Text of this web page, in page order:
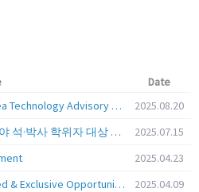
Date
Call for Applications: 2025 Korea Technology Advisory Group (K-TAG)
2025.08.20
과총-한국은행 주관 이공계 분야 석·박사 학위자 대상 서베이
2025.07.15
2025.04.23
i-Drone 2025, Deadline Extended & Exclusive Opportunity to Travel to Korea!
2025.04.09